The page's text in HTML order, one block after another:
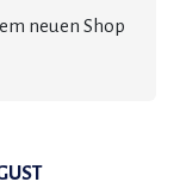
neuen Shop